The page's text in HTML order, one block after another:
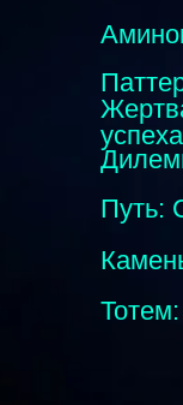
успеха
Тотем:
Путь: